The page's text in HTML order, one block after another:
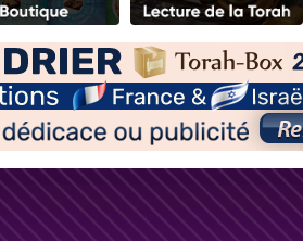
viennent de nous rejoindre sur
viennent de demander une
Il reste 49 places pour étudier en groupe sur
viennent de nous rejoindre sur
viennent de nous rejoindre sur
4 personnes viennent de faire un don pour
2 personnes viennent de faire un don pour 1